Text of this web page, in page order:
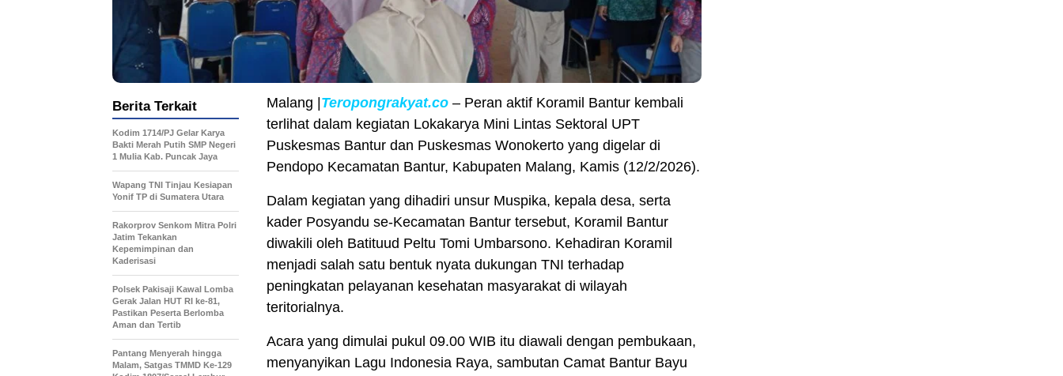
Malang | Teropongrakyat.co – Peran aktif Koramil Bantur kembali
terlihat dalam kegiatan Lokakarya Mini Lintas Sektoral UPT
Puskesmas Bantur dan Puskesmas Wonokerto yang digelar di
Pendopo Kecamatan Bantur, Kabupaten Malang, Kamis (12/2/2026).
Dalam kegiatan yang dihadiri unsur Muspika, kepala desa, serta
kader Posyandu se-Kecamatan Bantur tersebut, Koramil Bantur
diwakili oleh Batituud Peltu Tomi Umbarsono. Kehadiran Koramil
menjadi salah satu bentuk nyata dukungan TNI terhadap
peningkatan pelayanan kesehatan masyarakat di wilayah
teritorialnya.
Acara yang dimulai pukul 09.00 WIB itu diawali dengan pembukaan,
menyanyikan Lagu Indonesia Raya, sambutan Camat Bantur Bayu
Berita Terkait
Kodim 1714/PJ Gelar Karya
Bakti Merah Putih SMP Negeri
1 Mulia Kab. Puncak Jaya
Wapang TNI Tinjau Kesiapan
Yonif TP di Sumatera Utara
Rakorprov Senkom Mitra Polri
Jatim Tekankan
Kepemimpinan dan
Kaderisasi
Polsek Pakisaji Kawal Lomba
Gerak Jalan HUT RI ke-81,
Pastikan Peserta Berlomba
Aman dan Tertib
Pantang Menyerah hingga
Malam, Satgas TMMD Ke-129